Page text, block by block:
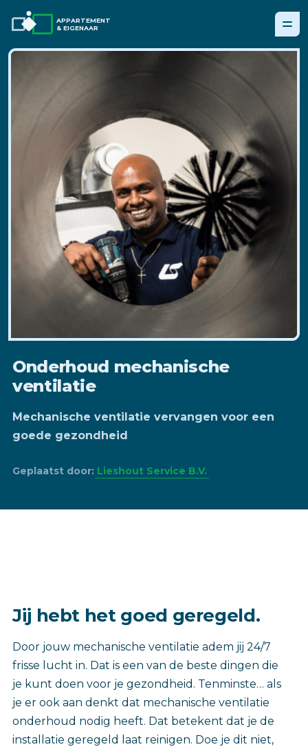
APPARTEMENT
& EIGENAAR
Onderhoud mechanische
ventilatie
Mechanische ventilatie vervangen voor een
goede gezondheid
Geplaatst door: Lieshout Service B.V.
Jij hebt het goed geregeld.
Door jouw mechanische ventilatie adem jij 24/7
frisse lucht in. Dat is een van de beste dingen die
je kunt doen voor je gezondheid. Tenminste… als
je er ook aan denkt dat mechanische ventilatie
onderhoud nodig heeft. Dat betekent dat je de
installatie geregeld laat reinigen. Doe je dit niet,